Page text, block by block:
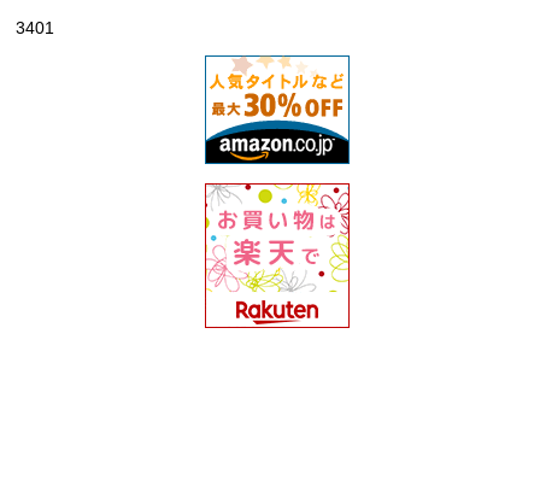
3401